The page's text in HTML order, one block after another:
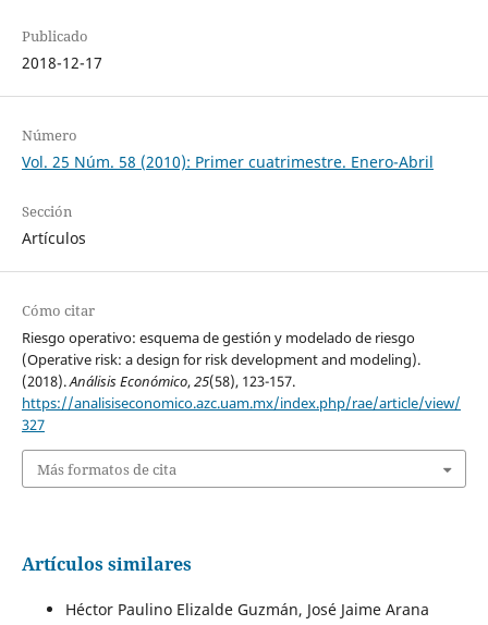
Publicado
2018-12-17
Número
Vol. 25 Núm. 58 (2010): Primer cuatrimestre. Enero-Abril
Sección
Artículos
Cómo citar
Riesgo operativo: esquema de gestión y modelado de riesgo
(Operative risk: a design for risk development and modeling).
(2018).Análisis Económico,25(58), 123-157.
https://analisiseconomico.azc.uam.mx/index.php/rae/article/view/
327
Más formatos de cita
Artículos similares
Héctor Paulino Elizalde Guzmán, José Jaime Arana